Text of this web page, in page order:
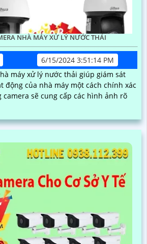
NHÀ MÁY XỬ LÝ NƯỚC THẢI
6/15/2024 3:51:14 PM
máy xử lý nước thải giúp giám sát
động của nhà máy một cách chính xác